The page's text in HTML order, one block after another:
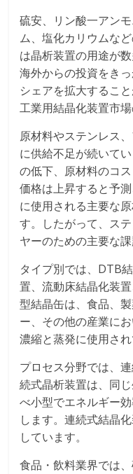
硫安、リン酸一アン
ム、塩化カリウムな
は晶析装置の用途が
海外からの投資をき
シェアを拡大するこ
工業用結晶化装置市
原材料やステンレス
に供給不足が続いて
の低下、原材料のコ
価格は上昇すると予
に使用される主要な
す。したがって、ス
ヤーのための主要な課
タイプ別では、DTB
置、流動床結晶化装
型結晶缶は、食品、
ー、その他の産業に
濃縮と蒸発に使用され
プロセス分野では、
続式晶析装置は、同
べ小型でエネルギー
します。連続式結晶
しています。
食品・飲料業界では